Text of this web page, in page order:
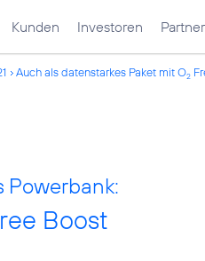
Kunden Investoren Partner
Auch als datenstarkes Paket mit O2
Powerbank:
Boost